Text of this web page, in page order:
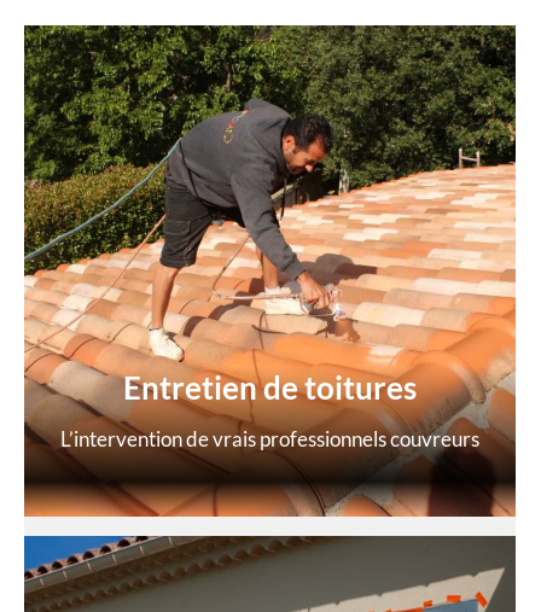
Entretien de toitures
L’intervention de vrais professionnels couvreurs